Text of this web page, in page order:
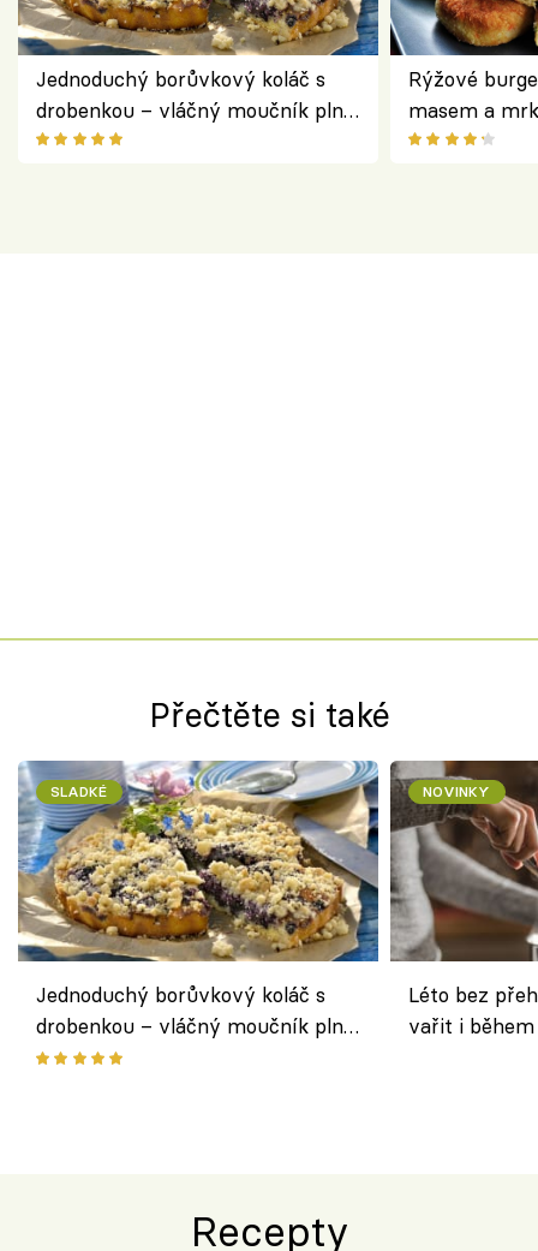
Jednoduchý borůvkový koláč s
drobenkou – vláčný moučník plný
ovoce
Rýžové
masem a
salátem –
Přečtěte si také
SLADKÉ
Jednoduchý borůvkový koláč s
drobenkou – vláčný moučník plný
ovoce
NOVINKY
Léto bez
vařit i
Recepty